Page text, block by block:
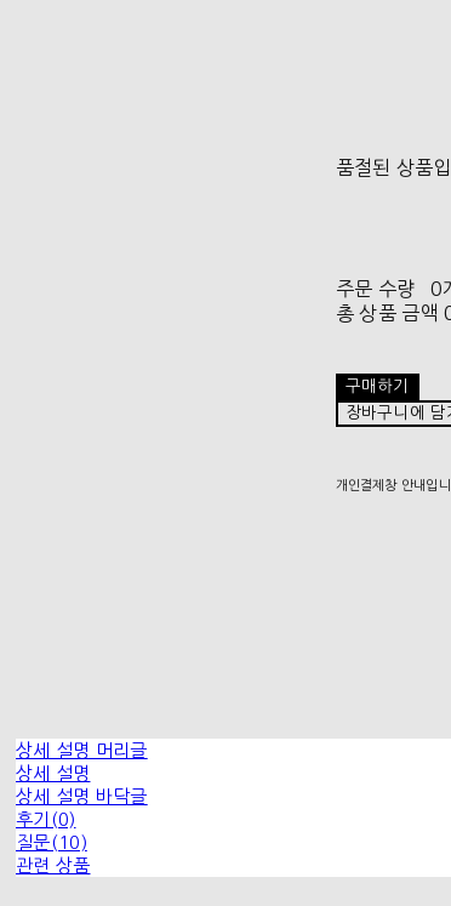
품절된 상품
주문 수량
0
총 상품 금액
구매하기
장바구니에 담
개인결제창 안내입니
상세 설명 머리글
상세 설명
상세 설명 바닥글
후기(0)
질문(10)
관련 상품